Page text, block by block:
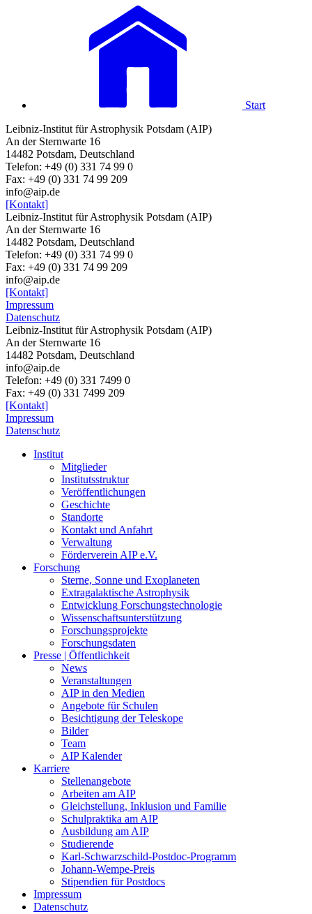
Start
Leibniz-Institut für Astrophysik Potsdam (AIP)
An der Sternwarte 16
14482 Potsdam, Deutschland
Telefon: +49 (0) 331 74 99 0
Fax: +49 (0) 331 74 99 209
info@aip.de
[Kontakt]
Leibniz-Institut für Astrophysik Potsdam (AIP)
An der Sternwarte 16
14482 Potsdam, Deutschland
Telefon: +49 (0) 331 74 99 0
Fax: +49 (0) 331 74 99 209
info@aip.de
[Kontakt]
Impressum
Datenschutz
Leibniz-Institut für Astrophysik Potsdam (AIP)
An der Sternwarte 16
14482 Potsdam, Deutschland
info@aip.de
Telefon: +49 (0) 331 7499 0
Fax: +49 (0) 331 7499 209
[Kontakt]
Impressum
Datenschutz
Institut
Mitglieder
Institutsstruktur
Veröffentlichungen
Geschichte
Standorte
Kontakt und Anfahrt
Verwaltung
Förderverein AIP e.V.
Forschung
Sterne, Sonne und Exoplaneten
Extragalaktische Astrophysik
Entwicklung Forschungstechnologie
Wissenschaftsunterstützung
Forschungsprojekte
Forschungsdaten
Presse | Öffentlichkeit
News
Veranstaltungen
AIP in den Medien
Angebote für Schulen
Besichtigung der Teleskope
Bilder
Team
AIP Kalender
Karriere
Stellenangebote
Arbeiten am AIP
Gleichstellung, Inklusion und Familie
Schulpraktika am AIP
Ausbildung am AIP
Studierende
Karl-Schwarzschild-Postdoc-Programm
Johann-Wempe-Preis
Stipendien für Postdocs
Impressum
Datenschutz